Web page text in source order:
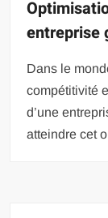
entreprise
Dans le
compétitivité
d’une
atteindre cet